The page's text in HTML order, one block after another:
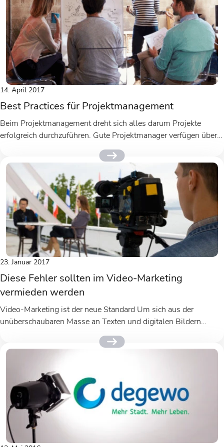
14. April 2017
Best Practices für Projektmanagement
Beim Projektmanagement dreht sich alles darum Projekte
erfolgreich durchzuführen. Gute Projektmanager verfügen über
die richtigen Werkzeuge, Techniken und die nötige...
23. Januar 2017
Diese Fehler sollten im Video-Marketing
vermieden werden
Video-Marketing ist der neue Standard Um sich aus der
unüberschaubaren Masse an Texten und digitalen Bildern
hervorzuheben, setzen viele Branchen...